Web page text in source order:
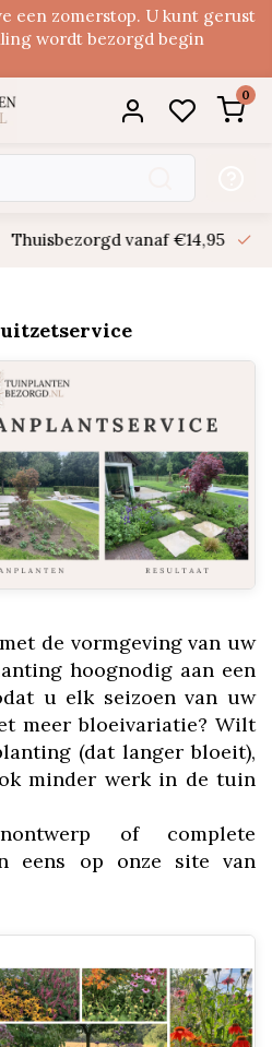
een zomerstop. U kunt gerust
wordt bezorgd begin
0
Thuisbezorgd vanaf €14,95
de vormgeving van uw
hoognodig aan een
u elk seizoen van uw
meer bloeivariatie? Wilt
(dat langer bloeit),
minder werk in de tuin
of complete
eens op onze site van